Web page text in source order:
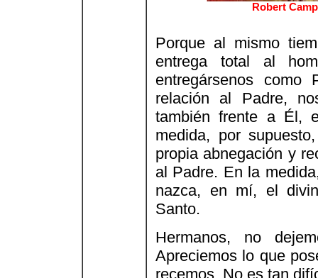
Robert
Porque al mismo
entrega total al
entregársenos
relación al Padre,
también frente a Él,
medida, por
propia abnegación y
al Padre. En la
nazca, en mí, el
Santo.
Hermanos, no
Apreciemos lo que
recemos. No es tan